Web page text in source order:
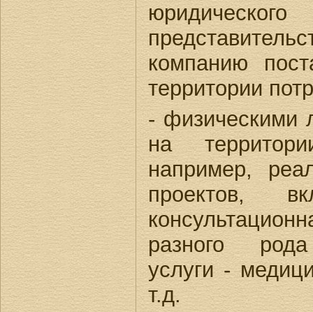
компанию
территории
- физическими
на
например,
проектов,
разного
услуги -
т.д.